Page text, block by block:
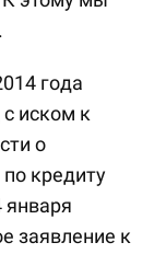
года
иском к
о
кредиту
заявление к